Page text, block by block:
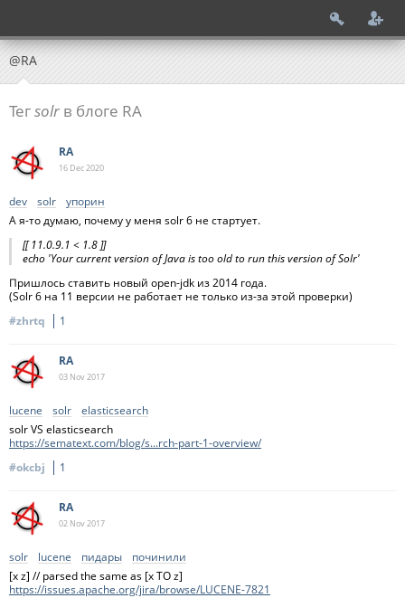
@RA
Тегsolr в блоге RA
RA
16 Dec2020
dev solr
упорин
А я-то думаю, почему у меня solr 6 не стартует.
[[ 11.0.9.1 < 1.8 ]]
echo 'Your current version of Java is too old to run this version of Solr'
Пришлось ставить новый open-jdk из 2014 года.
(Solr 6 на 11 версии не работает не только из-за этой проверки)
#zhrtq
1
RA
03 Nov2017
lucene solr
elasticsearch
solr VS elasticsearch
https://sematext.com/blog/s...rch-part-1-overview/
#okcbj
1
RA
02 Nov2017
solr lucene пидары
починили
[x z] // parsed the same as [x TO z]
https://issues.apache.org/jira/browse/LUCENE-7821